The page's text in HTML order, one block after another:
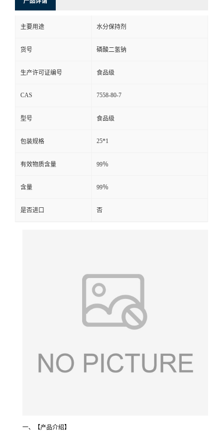
主要用途 水分保持剂
货号 磷酸二氢钠
生产许可证编号 食品级
CAS 7558-80-7
型号 食品级
包装规格 25*1
有效物质含量 99％
含量 99％
是否进口 否
一、【产品介绍】